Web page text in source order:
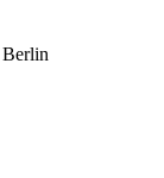
Berlin